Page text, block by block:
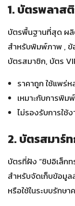
1. บัตรพลาส
บัตรพื้นฐานที่สุด ผลิ
สำหรับพิมพ์ภาพ , ข้
บัตรสมาชิก, บัตร
ราคาถูก ใช้แพร่ห
เหมาะกับการพิ
ไม่รองรับการใช้
2. บัตรสมาร์
บัตรที่ฝัง “ชิปอิเล็ก
สำหรับจัดเก็บข้อมู
หรือใช้ในระบบรักษ